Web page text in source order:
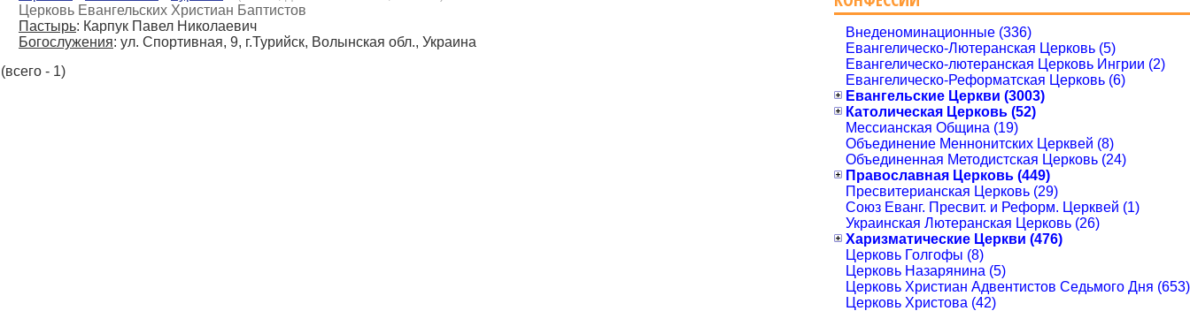
Церковь Евангельских Христиан Баптистов
Пастырь: Карпук Павел Николаевич
Богослужения: ул. Спортивная, 9, г.Турийск, Волынская обл., Украина
(всего - 1)
Внеденоминационные (336)
Евангелическо-Лютеранская Церковь (5)
Евангелическо-лютеранская Церковь Ингрии (2)
Евангелическо-Реформатская Церковь (6)
Евангельские Церкви (3003)
Католическая Церковь (52)
Мессианская Община (19)
Объединение Меннонитских Церквей (8)
Объединенная Методистская Церковь (24)
Православная Церковь (449)
Пресвитерианская Церковь (29)
Союз Еванг. Пресвит. и Реформ. Церквей (1)
Украинская Лютеранская Церковь (26)
Харизматические Церкви (476)
Церковь Голгофы (8)
Церковь Назарянина (5)
Церковь Христиан Адвентистов Седьмого Дня (653)
Церковь Христова (42)